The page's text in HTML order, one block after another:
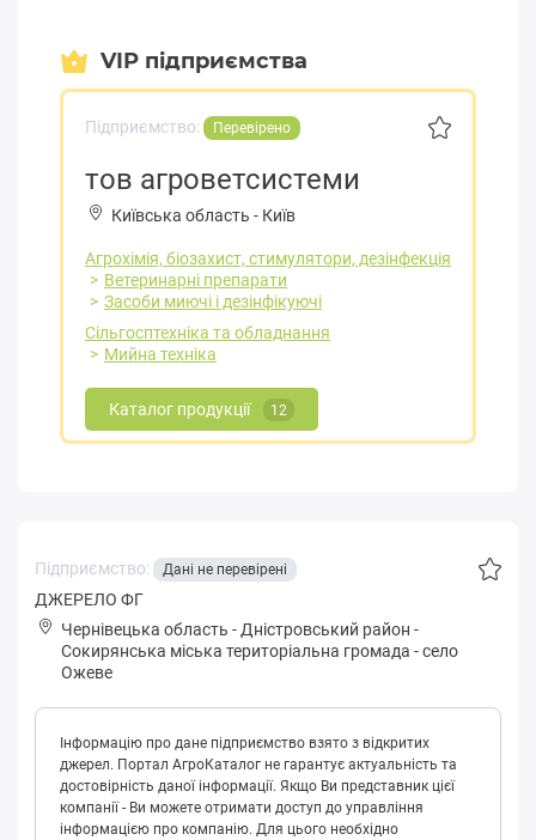
VIP підприємства
Підприємство: Перевірено
тов агроветсистеми
Київська область - Київ
Агрохімія, біозахист, стимулятори, дезінфекція
Ветеринарні препарати
Засоби миючі і дезінфікуючі
Сільгосптехніка та обладнання
Мийна техніка
Каталог продукції 12
Підприємство: Дані не перевірені
ДЖЕРЕЛО ФГ
Чернівецька область - Дністровський район -
Сoкиpянськa міська територіальна громада -село
Ожеве
Інформацію про дане підприємство взято з відкритих
джерел. Портал АгроКаталог не гарантує актуальність та
достовірність даної інформації. Якщо Ви представник цієї
компанії - Ви можете отримати доступ до управління
інформацією про компанію. Для цього необхідно